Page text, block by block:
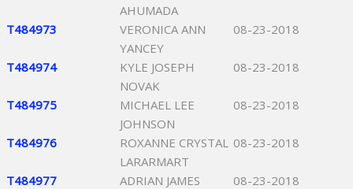
AHUMADA
T484973
VERONICA ANN
YANCEY
08-23-2018
T484974
KYLE JOSEPH
NOVAK
08-23-2018
T484975
MICHAEL LEE
JOHNSON
08-23-2018
T484976
ROXANNE CRYSTAL
LARARMART
08-23-2018
T484977
ADRIAN JAMES
08-23-2018